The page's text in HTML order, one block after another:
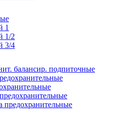
1
1/2
3/4
балансир. подпиточные